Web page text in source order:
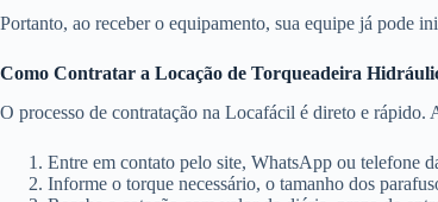
Portanto, ao receber o equipamento, sua equipe já pode
Como Contratar a Locação de Torqueadeira
O processo de contratação na Locafácil é direto e rápido.
Entre em contato pelo site, WhatsApp ou telefone
Informe o torque necessário, o tamanho dos